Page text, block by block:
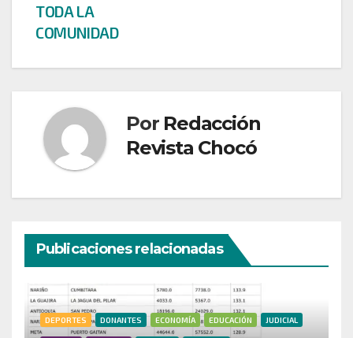
TODA LA
COMUNIDAD
Por Redacción
Revista Chocó
Publicaciones relacionadas
DEPORTES DONANTES ECONOMÍA EDUCACIÓN JUDICIAL